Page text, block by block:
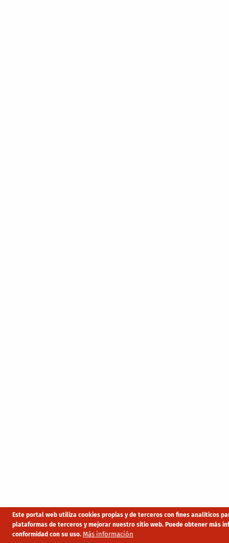
Este portal web utiliza cookies propias y de terceros con fines analíticos
plataformas de terceros y mejorar nuestro sitio web. Puede obtener más
conformidad con su uso. Más información